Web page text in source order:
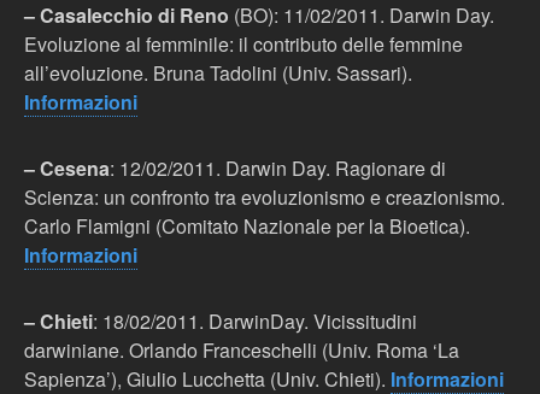
– Casalecchio di Reno (BO): 11/02/2011. Darwin Day.
Evoluzione al femminile: il contributo delle femmine
all’evoluzione. Bruna Tadolini (Univ. Sassari).
Informazioni
– Cesena: 12/02/2011. Darwin Day. Ragionare di
Scienza: un confronto tra evoluzionismo e creazionismo.
Carlo Flamigni (Comitato Nazionale per la Bioetica).
Informazioni
– Chieti: 18/02/2011. DarwinDay. Vicissitudini
darwiniane. Orlando Franceschelli (Univ. Roma ‘La
Sapienza’), Giulio Lucchetta (Univ. Chieti). Informazioni